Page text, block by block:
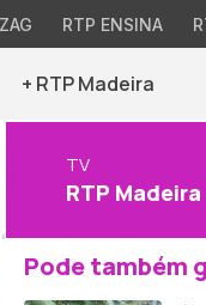
RTP ENSINA
+ RTP Madeira
TV
RTP Madeira
Pode também